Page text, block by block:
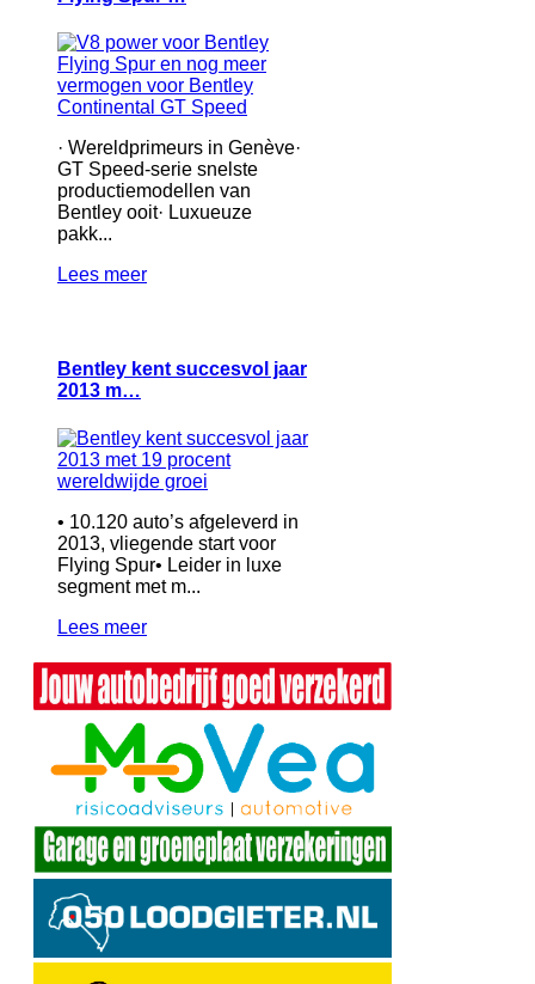
· Wereldprimeurs in Genève·
GT Speed-serie snelste
productiemodellen van
Bentley ooit· Luxueuze
pakk...
Lees meer
Bentley kent succesvol jaar
2013 m…
• 10.120 auto’s afgeleverd in
2013, vliegende start voor
Flying Spur• Leider in luxe
segment met m...
Lees meer